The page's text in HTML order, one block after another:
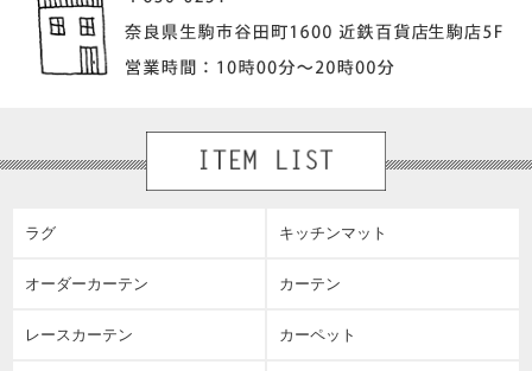
ラグ キッチンマット
オーダーカーテン カーテン
レースカーテン カーペット